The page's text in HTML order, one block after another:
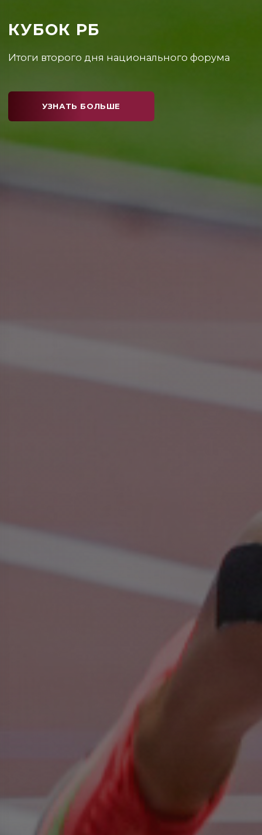
КУБОК РБ
Каким получился первый день соревнований?
УЗНАТЬ БОЛЬШЕ